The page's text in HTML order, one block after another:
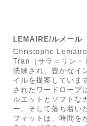
LEMAIRE/ルメール
Christophe Lemaire
Tran（サラ＝リン・
洗練され、豊かなイ
イルを提案していま
されたワードローブ
ルエットとソフトな
ー、そして落ち着い
フィットは、時間を